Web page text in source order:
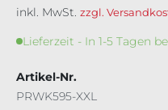
inkl. MwSt. zzgl.
Lieferzeit - In 1-5 Tagen
Artikel-Nr.
PRWK595-XXL